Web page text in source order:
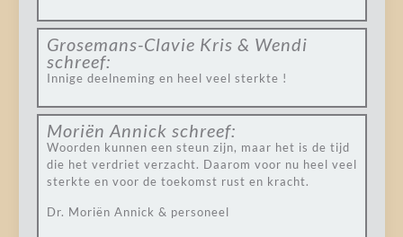
Grosemans-Clavie Kris & Wendi
schreef:
Innige deelneming en heel veel sterkte !
Moriën Annick schreef:
Woorden kunnen een steun zijn, maar het is de tijd
die het verdriet verzacht. Daarom voor nu heel veel
sterkte en voor de toekomst rust en kracht.
Dr. Moriën Annick & personeel